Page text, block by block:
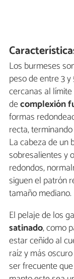
Los burmeses
peso de entre 3
cercanas al
decomplexión
formas
recta,
La cabeza de un
sobresalientes y
redondos,
siguen el patrón
tamaño mediano.
El pelaje de los
satinado, como
estar ceñido al
raíz y más
ser frecuente